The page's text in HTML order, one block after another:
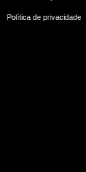
Política de privacidade